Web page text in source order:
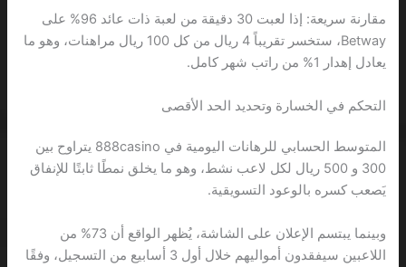
مقارنة سريعة: إذا لعبت 30 دقيقة من لعبة ذات عائد 96% على
Betway، ستخسر تقريباً 4 ريال من كل 100 ريال مراهنات، وهو ما
يعادل إهدار 1% من راتب شهر كامل.
التحكم في الخسارة وتحديد الحد الأقصى
المتوسط الحسابي للرهانات اليومية في 888casino يتراوح بين
300 و 500 ريال لكل لاعب نشط، وهو ما يخلق نمطًا ثابتًا للإنفاق
يَصعب كسره بالوعود التسويقية.
وبينما يبتسم الإعلان على الشاشة، يُظهر الواقع أن 73% من
اللاعبين سيفقدون أمواليهم خلال أول 3 أسابيع من التسجيل، وفقًا